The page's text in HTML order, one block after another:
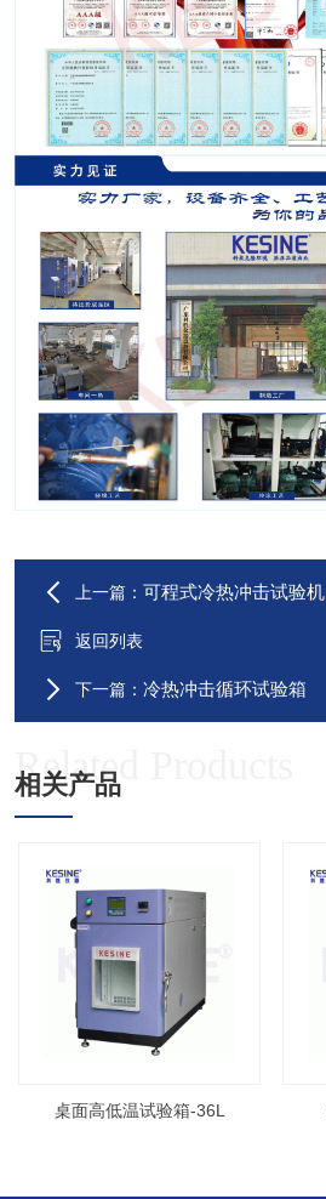
上一篇： 可程式冷热冲击试验机
返回列表
下一篇： 冷热冲击循环试验箱
Related Products
相关产品
桌面高低温试验箱-36L